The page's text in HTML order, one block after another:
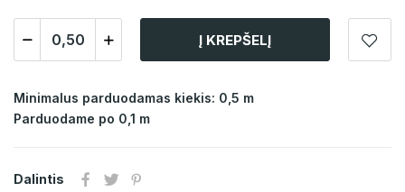
Į KREPŠELĮ
Minimalus parduodamas kiekis: 0,5 m
Parduodame po 0,1 m
Dalintis